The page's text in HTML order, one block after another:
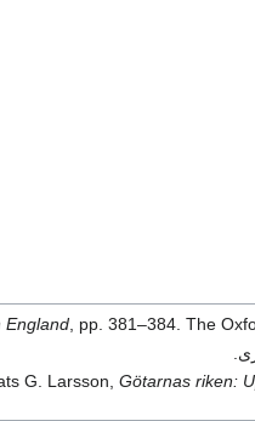
England, pp. 381–384. The
G. Larsson,Götarnas riken: